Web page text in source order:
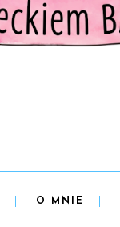
O MNIE